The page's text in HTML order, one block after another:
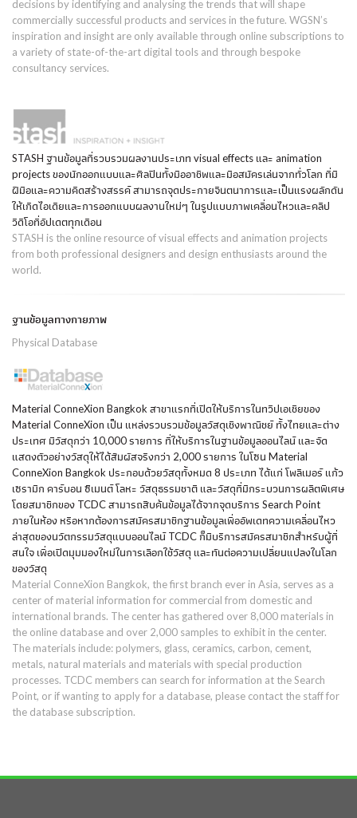
decisions by identifying and analysing the trends that will shape
commercially successful products and services in the future. WGSN’s
inspiration and insight are only available through online subscriptions to
a variety of state-of-the-art digital tools and through bespoke
consultancy services.
STASH ฐานข้อมูลที่รวบรวมผลงานประเภท visual effects และ animation
projects ของนักออกแบบและศิลปินทั้งมืออาชีพและมือสมัครเล่นจากทั่วโลก ที่มี
ฝีมือและความคิดสร้างสรรค์ สามารถจุดประกายจินตนาการและเป็นแรงผลักดัน
ให้เกิดไอเดียและการออกแบบผลงานใหม่ๆ ในรูปแบบภาพเคลื่อนไหวและคลิป
วิดีโอที่อัปเดตทุกเดือน
STASH is the online resource of visual effects and animation projects
from both professional designers and design enthusiasts around the
world.
ฐานข้อมูลทางกายภาพ
Physical Database
Material ConneXion Bangkok สาขาแรกที่เปิดให้บริการในทวีปเอเชียของ
Material ConneXion เป็น แหล่งรวบรวมข้อมูลวัสดุเชิงพาณิชย์ ทั้งไทยและต่าง
ประเทศ มีวัสดุกว่า 10,000 รายการ ที่ให้บริการในฐานข้อมูลออนไลน์ และจัด
แสดงตัวอย่างวัสดุให้ได้สัมผัสจริงกว่า 2,000 รายการ ในโซน Material
ConneXion Bangkok ประกอบด้วยวัสดุทั้งหมด 8 ประเภท ได้แก่ โพลิเมอร์ แก้ว
เซรามิก คาร์บอน ซีเมนต์ โลหะ วัสดุธรรมชาติ และวัสดุที่มีกระบวนการผลิตพิเศษ
โดยสมาชิกของ TCDC สามารถสืบค้นข้อมูลได้จากจุดบริการ Search Point
ภายในห้อง หรือหากต้องการสมัครสมาชิกฐานข้อมูลเพื่ออัพเดทความเคลื่อนไหว
ล่าสุดของนวัตกรรมวัสดุแบบออนไลน์ TCDC ก็มีบริการสมัครสมาชิกสำหรับผู้ที่
สนใจ เพื่อเปิดมุมมองใหม่ในการเลือกใช้วัสดุ และทันต่อความเปลี่ยนแปลงในโลก
ของวัสดุ
Material ConneXion Bangkok, the first branch ever in Asia, serves as a
center of material information for commercial from domestic and
international brands. The center has gathered over 8,000 materials in
the online database and over 2,000 samples to exhibit in the center.
The materials include: polymers, glass, ceramics, carbon, cement,
metals, natural materials and materials with special production
processes. TCDC members can search for information at the Search
Point, or if wanting to apply for a database, please contact the staff for
the database subscription.